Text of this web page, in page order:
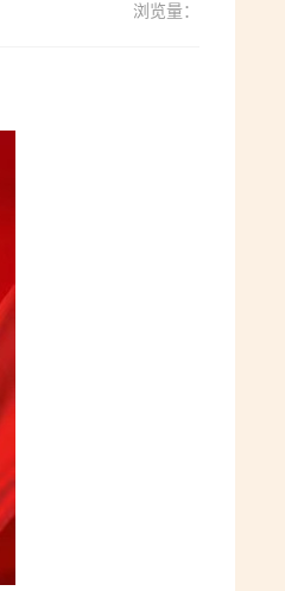
浏览量：